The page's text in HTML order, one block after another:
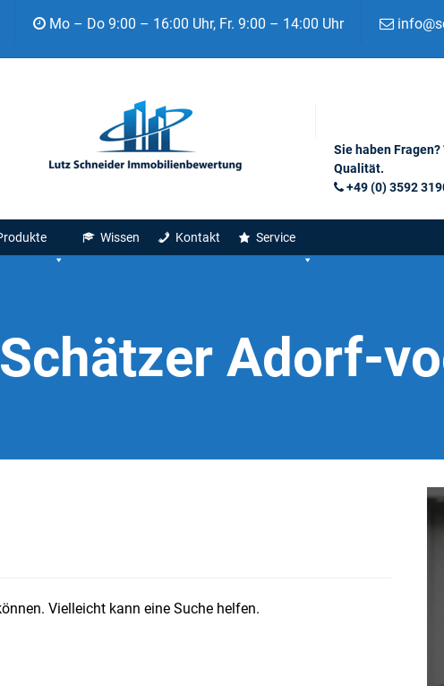
Mo – Do 9:00 – 16:00 Uhr, Fr. 9:00 – 14:00 Uhr
Sie haben
Qualität.
+49 (0) 3592
Wissen Kontakt Service
Schätzer Adorf-
Vielleicht kann eine Suche helfen.